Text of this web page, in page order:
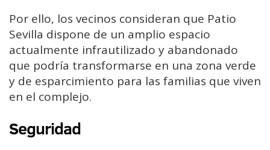
Por ello, los vecinos consideran que Patio
Sevilla dispone de un amplio espacio
actualmente infrautilizado y abandonado
que podría transformarse en una zona verde
y de esparcimiento para las familias que viven
en el complejo.
Seguridad